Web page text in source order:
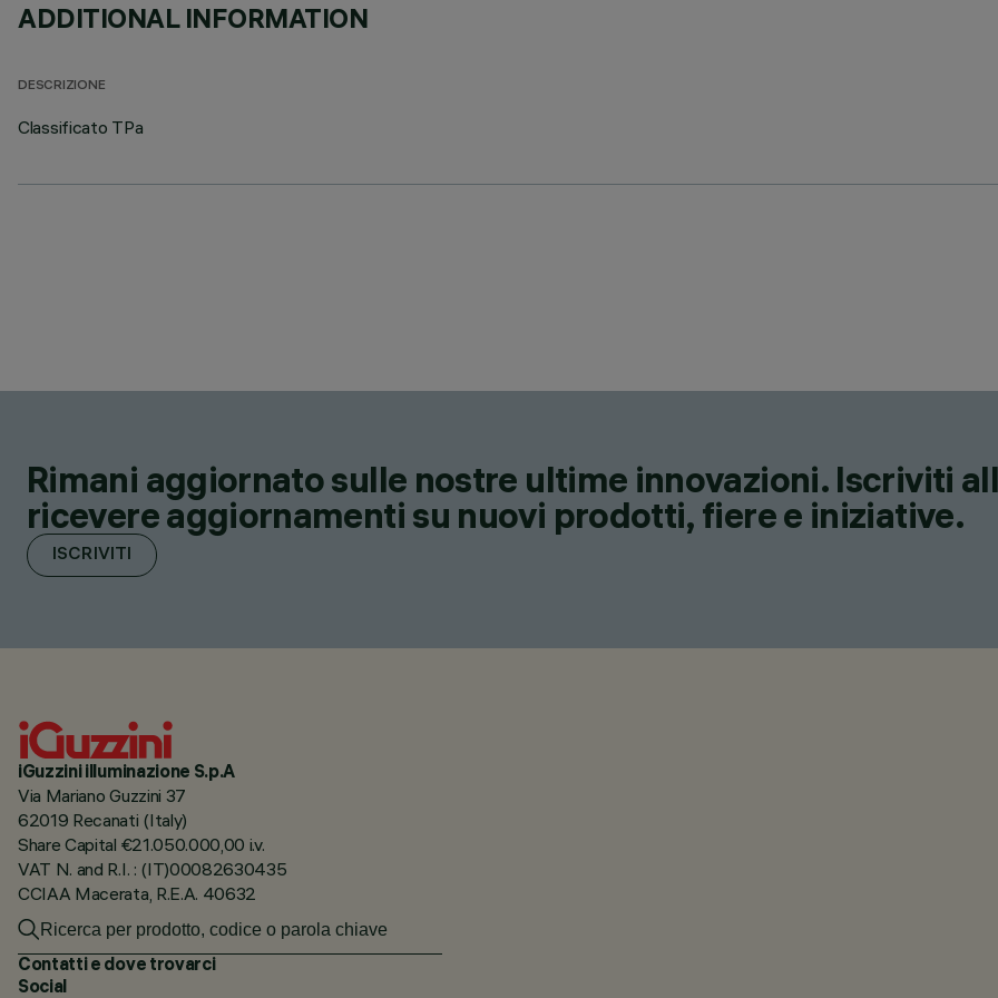
ADDITIONAL INFORMATION
DESCRIZIONE
Classificato TPa
Rimani aggiornato sulle nostre ultime innovazioni. Iscriviti
ricevere aggiornamenti su nuovi prodotti, fiere e iniziative.
ISCRIVITI
iGuzzini illuminazione S.p.A
Via Mariano Guzzini 37
62019 Recanati (Italy)
Share Capital €21.050.000,00 i.v.
VAT N. and R.I. : (IT)00082630435
CCIAA Macerata, R.E.A. 40632
Contatti e dove trovarci
Social